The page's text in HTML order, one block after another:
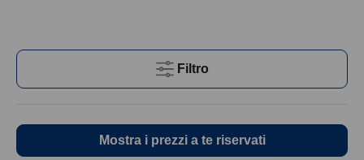
Filtro
Mostra i prezzi a te riservati